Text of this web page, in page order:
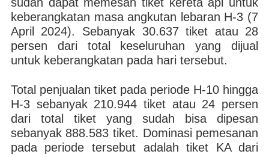
keberangkatan masa angkutan lebaran H-3 (7
April 2024). Sebanyak 30.637 tiket atau 28
persen dari total keseluruhan yang dijual
untuk keberangkatan pada hari tersebut.
Total penjualan tiket pada periode H-10 hingga
H-3 sebanyak 210.944 tiket atau 24 persen
dari total tiket yang sudah bisa dipesan
sebanyak 888.583 tiket. Dominasi pemesanan
pada periode tersebut adalah tiket KA dari